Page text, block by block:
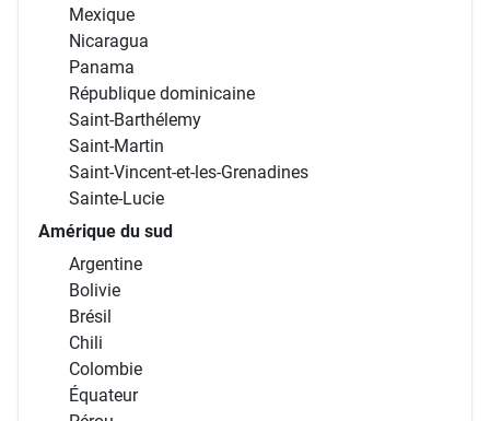
Mexique
Nicaragua
Panama
République dominicaine
Saint-Barthélemy
Saint-Martin
Saint-Vincent-et-les-Grenadines
Sainte-Lucie
Amérique du sud
Argentine
Bolivie
Brésil
Chili
Colombie
Équateur